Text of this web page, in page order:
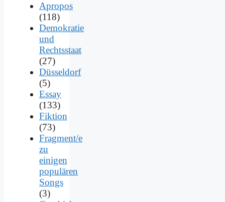
Apropos
(118)
Demokratie
und
Rechtsstaat
(27)
Düsseldorf
(5)
Essay
(133)
Fiktion
(73)
Fragment/e
zu
einigen
populären
Songs
(3)